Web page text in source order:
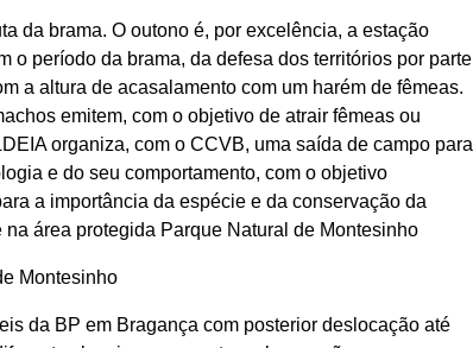
da brama. O outono é, por excelência, a estação
o período da brama, da defesa dos territórios por parte
a altura de acasalamento com um harém de fêmeas.
emitem, com o objetivo de atrair fêmeas ou
organiza, com o CCVB, uma saída de campo para
e do seu comportamento, com o objetivo
a importância da espécie e da conservação da
área protegida Parque Natural de Montesinho
Montesinho
da BP em Bragança com posterior deslocação até